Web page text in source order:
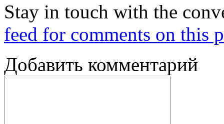
Stay in touch with the
feed for comments on this
Добавить комментарий